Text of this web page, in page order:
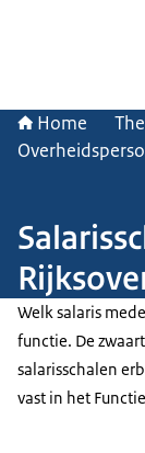
Home
Welk salaris
functie. De
salarisschalen
vast in het